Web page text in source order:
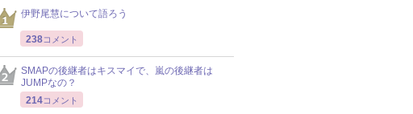
伊野尾慧について語ろう
238コメント
SMAPの後継者はキスマイで、嵐の後継者は
JUMPなの？
214コメント